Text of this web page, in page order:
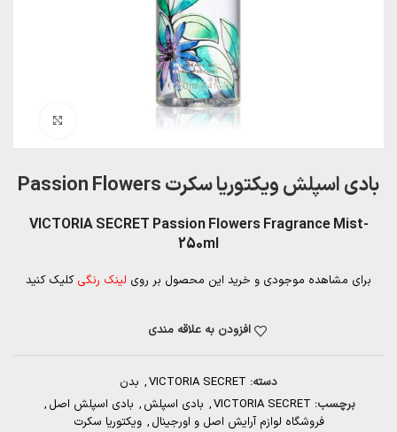
بادی اسپلش ویکتوریا سکرت Passion Flowers
VICTORIA SECRET Passion Flowers Fragrance Mist-
250ml
برای مشاهده موجودی و خرید این محصول بر روی لینک رنگی کلیک کنید
افزودن به علاقه مندی
دسته: VICTORIA SECRET
, بدن
برچسب: VICTORIA SECRET
, بادی اسپلش , بادی اسپلش اصل ,
فروشگاه لوازم آرایش اصل و اورجینال , ویکتوریا سکرت